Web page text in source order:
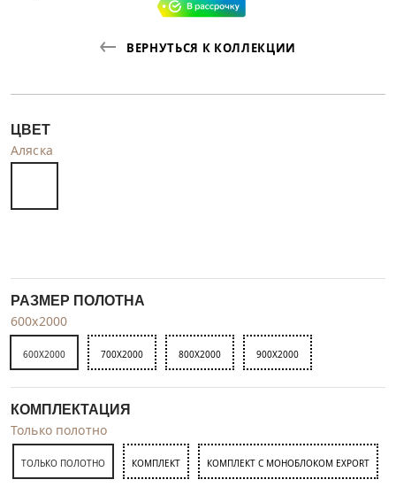
ВЕРНУТЬСЯ К КОЛЛЕКЦИИ
ЦВЕТ
Аляска
РАЗМЕР ПОЛОТНА
600x2000
600X2000 700X2000 800X2000 900X2000
КОМПЛЕКТАЦИЯ
Только полотно
ТОЛЬКО ПОЛОТНО КОМПЛЕКТ КОМПЛЕКТ С МОНОБЛОКОМ EXPORT